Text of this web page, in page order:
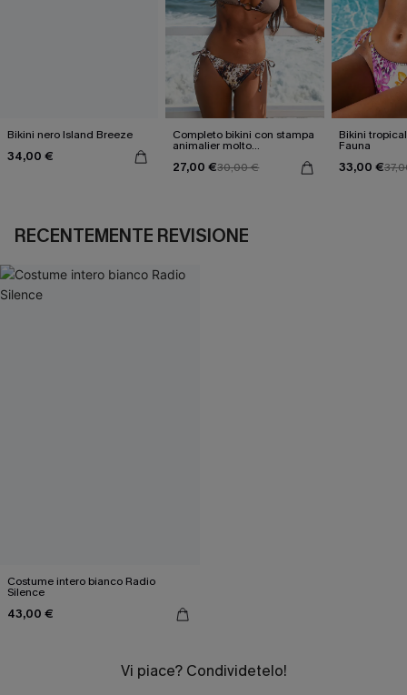
Bikini nero Island Breeze
34,00 €
Completo bikini con stampa
animalier molto
27,00 €30,00 €
Bikini
Fauna
33,00 €
RECENTEMENTE REVISIONE
Costume intero bianco Radio
Silence
43,00 €
Vi piace? Condividetelo!